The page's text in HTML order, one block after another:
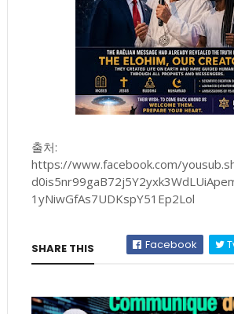
출처:
https://www.facebook.com/
1yNiwGfAs7UDKspY51Ep2Lol
SHARE THIS Facebook